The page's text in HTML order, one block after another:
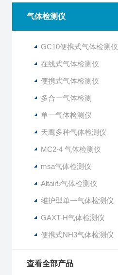
气体检测仪
GC10便携式气体检测仪
在线式气体检测仪
便携式气体检测仪
多合一气体检测
单一气体检测仪
天鹰多种气体检测仪
MC2-4 气体检测仪
msa气体检测仪
Altair5气体检测仪
维护型单一气体检测仪
GAXT-H气体检测仪
便携式NH3气体检测仪
查看全部产品